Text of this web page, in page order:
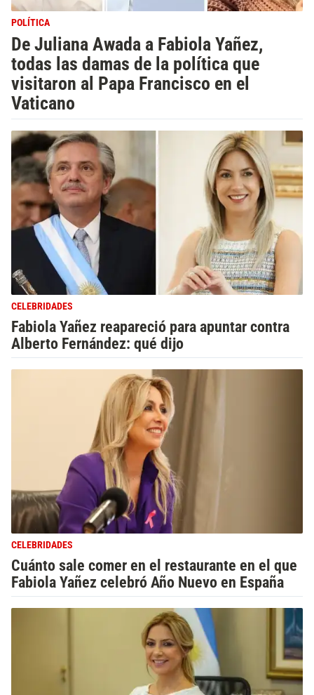
POLÍTICA
De Juliana Awada a Fabiola Yañez,
todas las damas de la política que
visitaron al Papa Francisco en el
Vaticano
CELEBRIDADES
Fabiola Yañez reapareció para apuntar contra
Alberto Fernández: qué dijo
CELEBRIDADES
Cuánto sale comer en el restaurante en el que
Fabiola Yañez celebró Año Nuevo en España